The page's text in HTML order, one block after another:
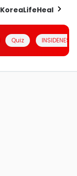
KoreaLifeHealth
Quiz INSIDENESIA